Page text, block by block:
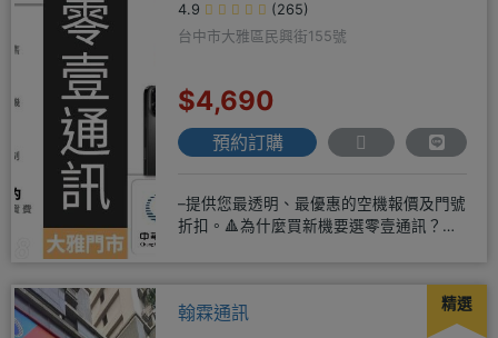
4.9
(265)
台中市大雅區民興街155號
$4,690
預約訂購
–提供您最透明、最優惠的空機報價及門號
折扣。🔺為什麼買新機要選零壹通訊？
精選
翰霖通訊